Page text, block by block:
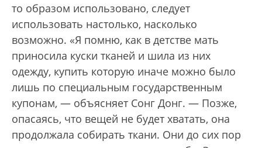
то образом использовано, следует
использовать настолько, насколько
возможно. «Я помню, как в детстве мать
приносила куски тканей и шила из них
одежду, купить которую иначе можно было
лишь по специальным государственным
купонам, — объясняет Сонг Донг. — Позже,
опасаясь, что вещей не будет хватать, она
продолжала собирать ткани. Они до сих пор